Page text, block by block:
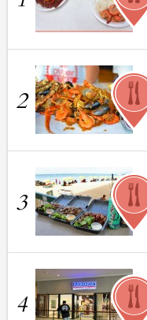
2
3
4